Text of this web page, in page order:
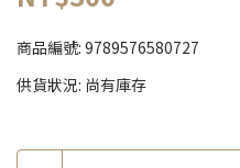
商品編號: 9789576580727
供貨狀況: 尚有庫存